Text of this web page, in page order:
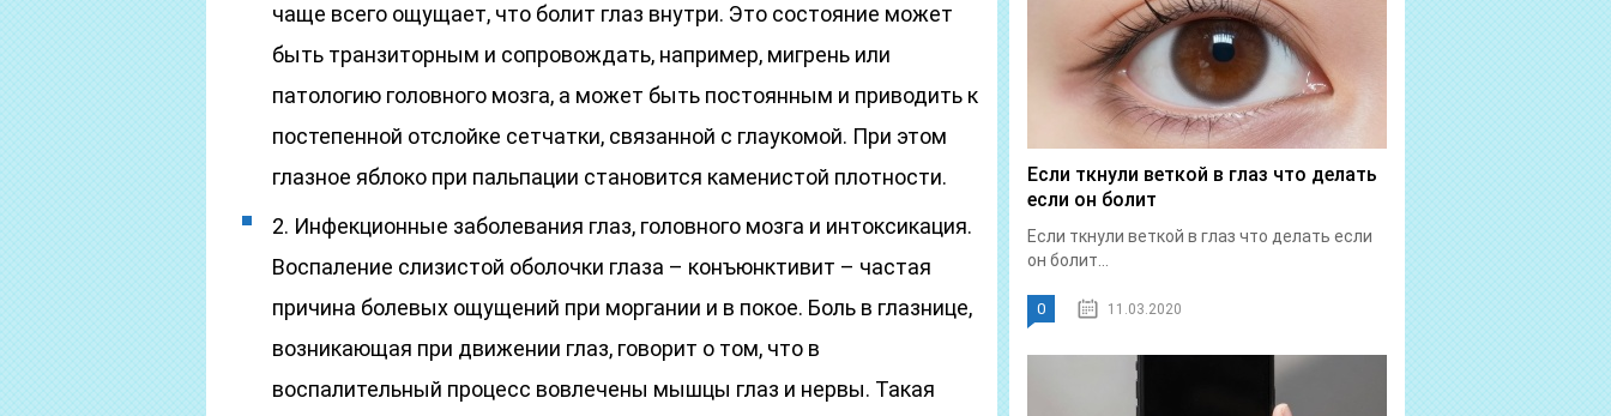
чаще всего ощущает, что болит глаз внутри. Это состояние может
быть транзиторным и сопровождать, например, мигрень или
патологию головного мозга, а может быть постоянным и приводить к
постепенной отслойке сетчатки, связанной с глаукомой. При этом
глазное яблоко при пальпации становится каменистой плотности.
2. Инфекционные заболевания глаз, головного мозга и интоксикация.
Воспаление слизистой оболочки глаза – конъюнктивит – частая
причина болевых ощущений при моргании и в покое. Боль в глазнице,
возникающая при движении глаз, говорит о том, что в
воспалительный процесс вовлечены мышцы глаз и нервы. Такая
Если ткнули веткой в глаз что делать
если он болит
Если ткнули веткой в глаз что делать если
он болит...
0 11.03.2020